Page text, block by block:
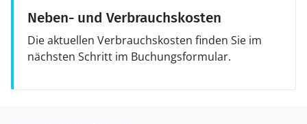
Neben- und Verbrauchskosten
Die aktuellen Verbrauchskosten finden Sie im
nächsten Schritt im Buchungsformular.